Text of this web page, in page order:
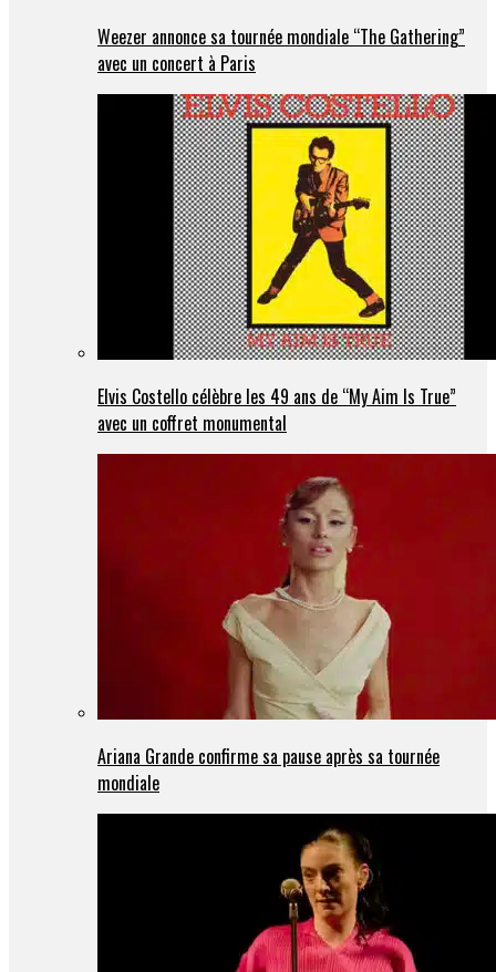
Weezer annonce sa tournée mondiale “The Gathering”
avec un concert à Paris
Elvis Costello célèbre les 49 ans de “My Aim Is True”
avec un coffret monumental
Ariana Grande confirme sa pause après sa tournée
mondiale